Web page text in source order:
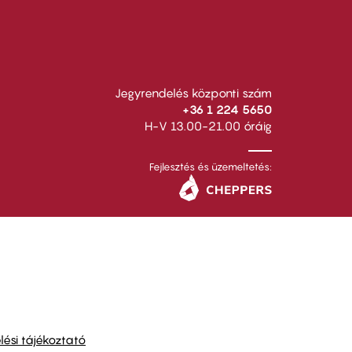
Jegyrendelés központi szám
+36 1 224 5650
H-V 13.00-21.00 óráig
Fejlesztés és üzemeltetés:
tájékoztató